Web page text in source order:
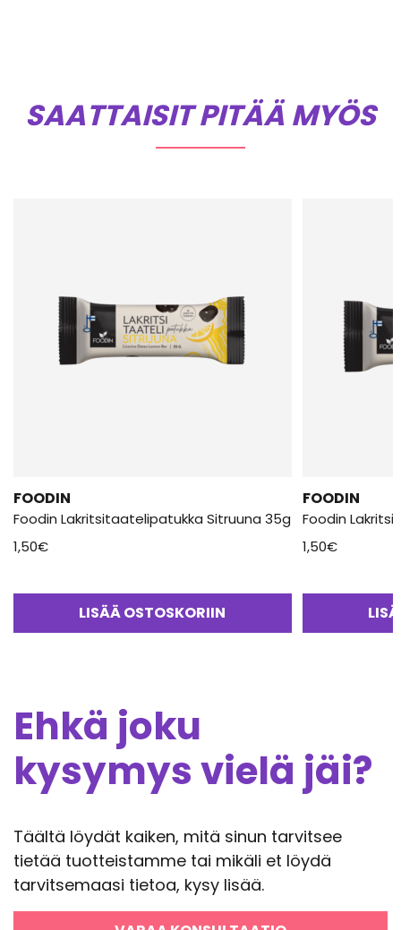
SAATTAISIT PITÄÄ MYÖS
FOODIN
Foodin Lakritsitaatelipatukka Sitruuna 35g
1,50€
LISÄÄ OSTOSKORIIN
FOODIN
Foodin
1,50€
Ehkä joku
kysymys vielä jäi?
Täältä löydät kaiken, mitä sinun tarvitsee
tietää tuotteistamme tai mikäli et löydä
tarvitsemaasi tietoa, kysy lisää.